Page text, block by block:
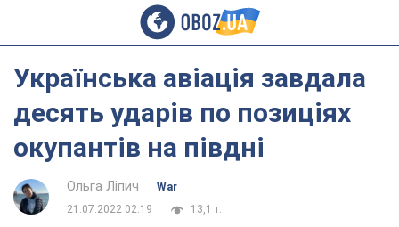
Українська авіація завдала
десять ударів по позиціях
окупантів на півдні
Ольга Ліпич
War
21.07.2022 02:19
13,1 т.